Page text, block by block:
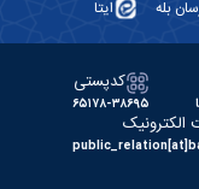
بله ایتا
کدپستی
۶۵۱۷۸-۳۸۶۹۵